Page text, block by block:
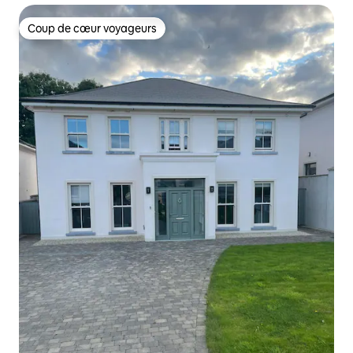
Coup de cœur voyageurs
Coup de cœur voyageurs